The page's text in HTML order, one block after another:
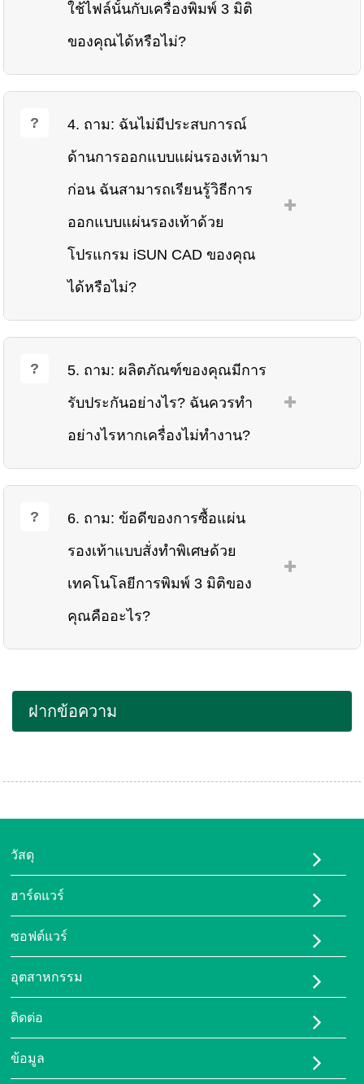
ใช้ไฟล์นั้นกับเครื่องพิมพ์ 3 มิติ
ของคุณได้หรือไม่?
4. ถาม: ฉันไม่มีประสบการณ์
ด้านการออกแบบแผ่นรองเท้ามา
ก่อน ฉันสามารถเรียนรู้วิธีการ
ออกแบบแผ่นรองเท้าด้วย
โปรแกรม iSUN CAD ของคุณ
ได้หรือไม่?
5. ถาม: ผลิตภัณฑ์ของคุณมีการ
รับประกันอย่างไร? ฉันควรทำ
อย่างไรหากเครื่องไม่ทำงาน?
6. ถาม: ข้อดีของการซื้อแผ่น
รองเท้าแบบสั่งทำพิเศษด้วย
เทคโนโลยีการพิมพ์ 3 มิติของ
คุณคืออะไร?
ฝากข้อความ
วัสดุ
ทูพียู-95เอ
พีบีเอ-90เอ
เรซิน ISUN 3D FlexOne
ฮาร์ดแวร์
เครื่องพิมพ์ FDM
เครื่องสแกน 3 มิติ
บอร์ดเซ็นเซอร์การเดิน
ซอฟต์แวร์
อุตสาหกรรม
ติดต่อ
ติดต่อเรา
ข้อมูล